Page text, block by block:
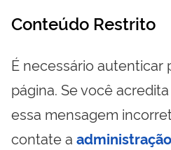
Conteúdo Restrito
É necessário autenticar
página. Se você
essa mensagem
contate a